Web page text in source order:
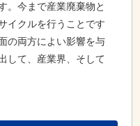
。今まで産業廃棄物と
イクルを行うことです
の両方によい影響を与
して、産業界、そして